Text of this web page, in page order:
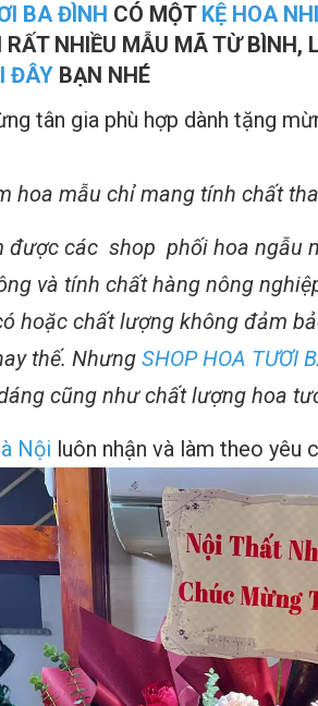
BA ĐÌNH CÓ MỘT KỆ HOA
RẤT NHIỀU MẪU MÃ TỪ BÌNH,
ĐÂY BẠN NHÉ
tân gia phù hợp dành tặng
hoa mẫu chỉ mang tính chất
được các shop phối hoa ngẫu
và tính chất hàng nông
hoặc chất lượng không đảm
thế. Nhưng SHOP HOA TƯƠI
cũng như chất lượng hoa
Nội luôn nhận và làm theo yêu